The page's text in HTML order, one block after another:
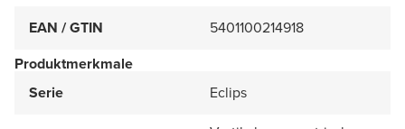
EAN / GTIN
5401100214918
Produktmerkmale
Serie
Eclips